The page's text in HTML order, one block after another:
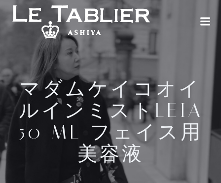
ン
テ
ン
ツ
キ
ッ
プ
マダムケイコオイ
ルインミストLEIA
50 ML フェイス用
美容液